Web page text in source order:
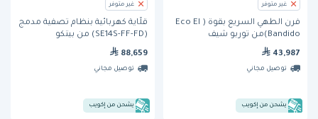
غير متوفر
فرن الطهي السريع بقوة ( Eco El
Bandido)من توربو شيف
43,987
توصيل مجاني
يشحن من إكويب
غير متوفر
قلَّاية كهربائية بنظام تصفية مدمج
(SE14S-FF-FD) من بيتكو
88,659
توصيل مجاني
يشحن من إكويب